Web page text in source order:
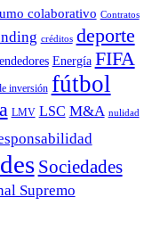
colaborativo Contratos
créditos deporte
Energía FIFA
inversión fútbol
LMV LSC M&A nulidad
Sociedades
Supremo